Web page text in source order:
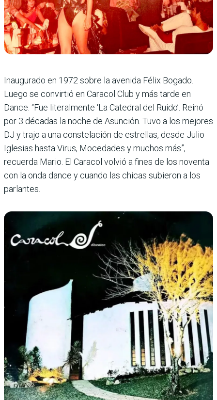
Inaugurado en 1972 sobre la avenida Félix Bogado.
Luego se convirtió en Caracol Club y más tarde en
Dance. “Fue literalmente ‘La Catedral del Ruido’. Reinó
por 3 déca­das la noche de Asunción. Tuvo a los mejo­res
DJ y trajo a una constelación de estrellas, desde Julio
Iglesias hasta Virus, Mocedades y muchos más”,
recuerda Mario. El Caracol volvió a fines de los noventa
con la onda dance y cuando las chicas subieron a los
parlantes.